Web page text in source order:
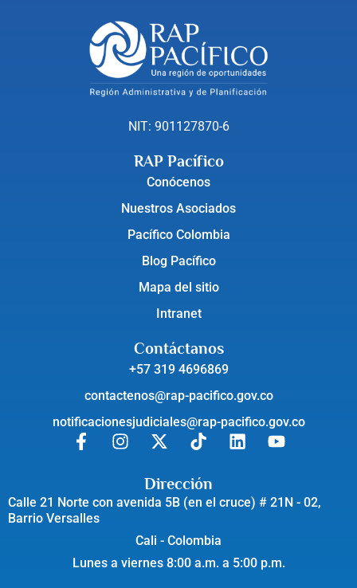
NIT: 901127870-6
RAP Pacífico
Conócenos
Nuestros Asociados
Pacífico Colombia
Blog Pacífico
Mapa del sitio
Intranet
Contáctanos
+57 319 4696869
contactenos@rap-pacifico.gov.co
notificacionesjudiciales@rap-pacifico.gov.co
Dirección
Calle 21 Norte con avenida 5B (en el cruce) # 21N - 02,
Barrio Versalles
Cali - Colombia
Lunes a viernes 8:00 a.m. a 5:00 p.m.